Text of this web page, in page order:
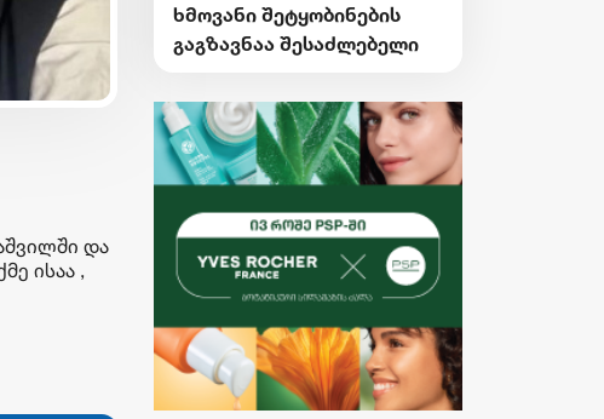
და
ისაა ,
შეტყობინების
შესაძლებელი
მეორე კვირის
გამარჯვებულები